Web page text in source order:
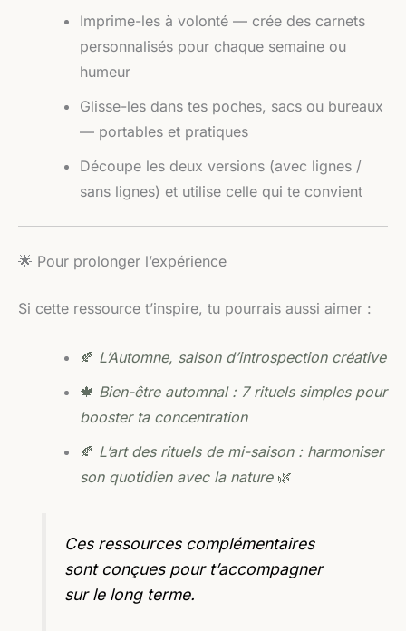
Imprime-les à volonté — crée des carnets
personnalisés pour chaque semaine ou
humeur
Glisse-les dans tes poches, sacs ou bureaux
— portables et pratiques
Découpe les deux versions (avec lignes /
sans lignes) et utilise celle qui te convient
🌟 Pour prolonger l’expérience
Si cette ressource t’inspire, tu pourrais aussi aimer :
🍂 L’Automne, saison d’introspection créative
🍁 Bien-être automnal : 7 rituels simples pour
booster ta concentration
🍂 L’art des rituels de mi-saison : harmoniser
son quotidien avec la nature🌿
Ces ressources complémentaires
sont conçues pour t’accompagner
sur le long terme.